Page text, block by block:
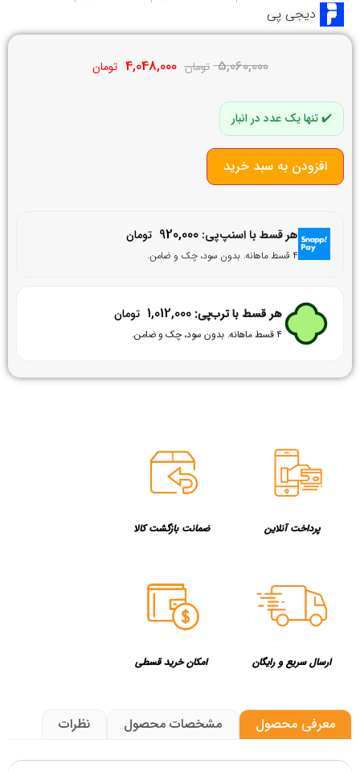
دیجی پی
5,060,000 تومان 4,048,000 تومان
تنها یک عدد در انبار
افزودن به سبد خرید
هر قسط با اسنپ‌پی: 920,000 تومان
۴ قسط ماهانه. بدون سود، چک و ضامن.
هر قسط با ترب‌پی: 1,012,000 تومان
۴ قسط ماهانه. بدون سود، چک و ضامن.
پرداخت آنلاین ضمانت بازگشت کالا
ارسال سریع و رایگان امکان خرید قسطی
معرفی محصول مشخصات محصول نظرات